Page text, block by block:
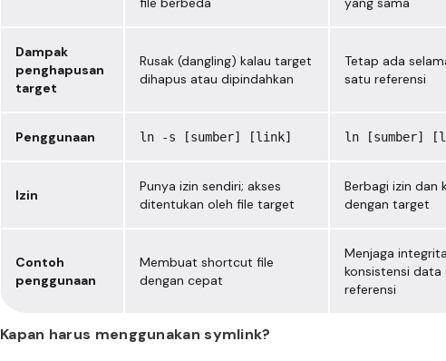
Dampak
penghapusan
target
Rusak (dangling) kalau target
dihapus atau dipindahkan
Tetap ada
satu referensi
Penggunaan ln -s [sumber] [link] ln [sumber]
Izin
Punya izin sendiri; akses
ditentukan oleh file target
Berbagi izin dan
dengan target
Contoh
penggunaan
Membuat shortcut file
dengan cepat
Menjaga
konsistensi data
referensi
Kapan harus menggunakan symlink?